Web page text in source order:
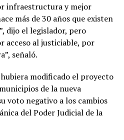
infraestructura y mejor
más de 30 años que existen
dijo el legislador, pero
acceso al justiciable, por
señaló.
modificado el proyecto
de la nueva
voto negativo a los cambios
del Poder Judicial de la